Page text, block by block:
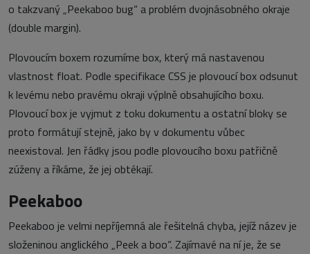
o takzvaný „Peekaboo bug“ a problém dvojnásobného okraje
(double margin).
Plovoucím boxem rozumíme box, který má nastavenou
vlastnost float. Podle specifikace CSS je plovoucí box odsunut
k levému nebo pravému okraji výplně obsahujícího boxu.
Plovoucí box je vyjmut z toku dokumentu a ostatní bloky se
proto formátují stejně, jako by v dokumentu vůbec
neexistoval. Jen řádky jsou podle plovoucího boxu patřičně
zúženy a říkáme, že jej obtékají.
Peekaboo
Peekaboo je velmi nepříjemná ale řešitelná chyba, jejíž název je
složeninou anglického „Peek a boo“. Zajímavé na ní je, že se